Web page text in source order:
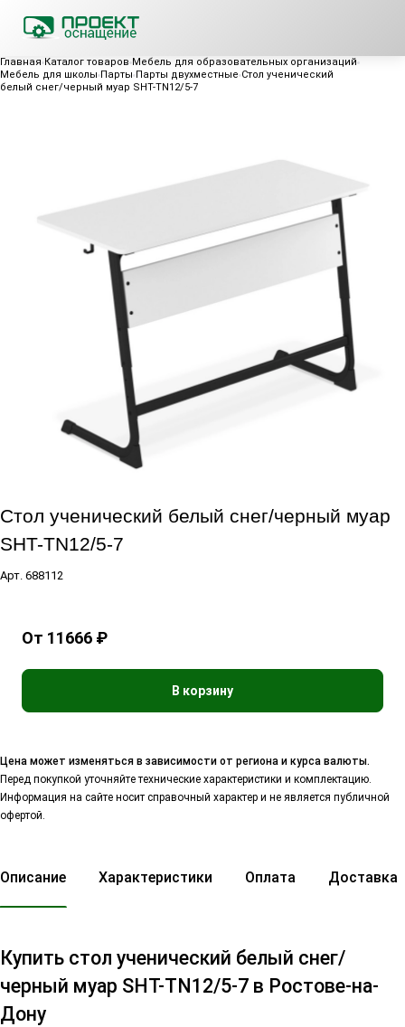
Главная Каталог товаров Мебель для образовательных организаций
Мебель для школы Парты Парты двухместные Cтол ученический
белый снег/черный муар SHT-TN12/5-7
Cтол ученический белый снег/черный муар
SHT-TN12/5-7
Арт. 688112
От 11666 ₽
В корзину
Цена может изменяться в зависимости от региона и курса валюты.
Перед покупкой уточняйте технические характеристики и комплектацию.
Информация на сайте носит справочный характер и не является публичной
офертой.
Описание Характеристики Оплата Доставка
Купить стол ученический белый снег/
черный муар SHT-TN12/5-7 в Ростове-на-
Дону